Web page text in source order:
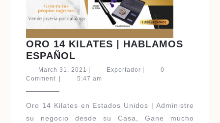
ORO 14 KILATES | HABLAMOS
ESPAÑOL
14
KILATES
HABLAMOS
ESPAÑOL
March 31, 2021 March
31,
ExportadorExportador
0
Comment
5:47 am
Oro 14 Kilates en Estados Unidos | Administre
su negocio desde su Casa, Gane mucho